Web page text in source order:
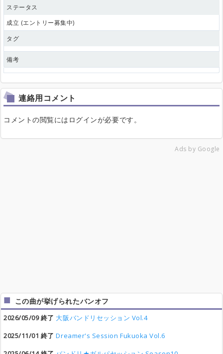
ステータス
成立 (エントリー募集中)
タグ
備考
連絡用コメント
コメントの閲覧にはログインが必要です。
Ads by Google
この曲が挙げられたバンオフ
2026/05/09 終了 大阪バンドリセッション Vol.4
2025/11/01 終了 Dreamer's Session Fukuoka Vol.6